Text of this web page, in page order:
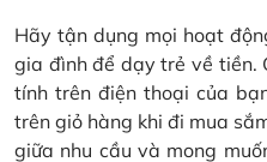
Hãy tận dụng mọi hoạt
gia đình để dạy trẻ về tiền.
tính trên điện thoại của
trên giỏ hàng khi đi mua
giữa nhu cầu và mong